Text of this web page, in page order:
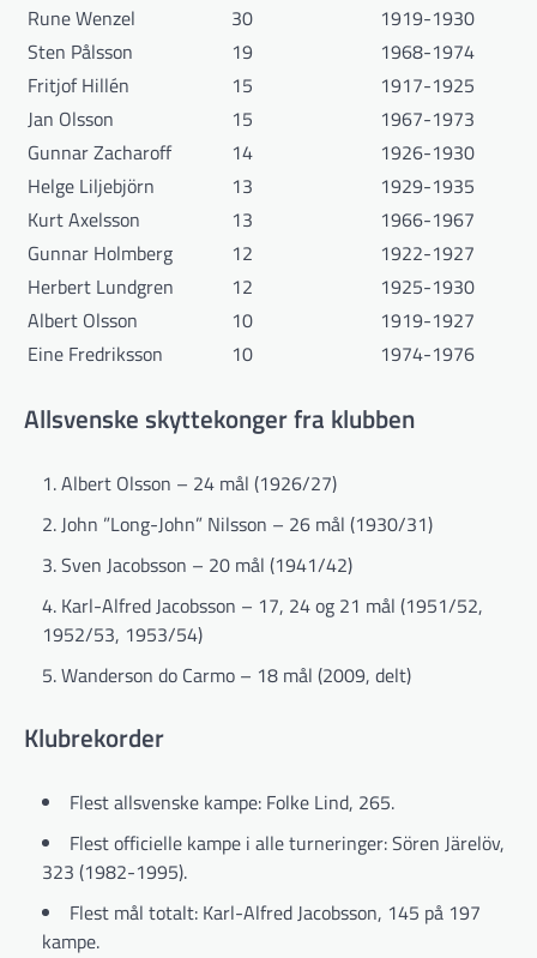
Rune Wenzel
30
1919-1930
Sten Pålsson
19
1968-1974
Fritjof Hillén
15
1917-1925
Jan Olsson
15
1967-1973
Gunnar Zacharoff
14
1926-1930
Helge Liljebjörn
13
1929-1935
Kurt Axelsson
13
1966-1967
Gunnar Holmberg
12
1922-1927
Herbert Lundgren
12
1925-1930
Albert Olsson
10
1919-1927
Eine Fredriksson
10 1974-1976
Allsvenske skyttekonger fra klubben
Albert Olsson – 24 mål (1926/27)
John ”Long-John” Nilsson – 26 mål (1930/31)
Sven Jacobsson – 20 mål (1941/42)
Karl-Alfred Jacobsson – 17, 24 og 21 mål (1951/52,
1952/53, 1953/54)
Wanderson do Carmo – 18 mål (2009, delt)
Klubrekorder
Flest allsvenske kampe: Folke Lind, 265.
Flest officielle kampe i alle turneringer: Sören Järelöv,
323 (1982-1995).
Flest mål totalt: Karl-Alfred Jacobsson, 145 på 197
kampe.